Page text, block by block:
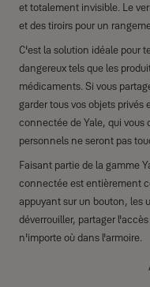
et totalement invisible. Le
et des tiroirs pour un
C'est la solution idéale pour
dangereux tels que les
médicaments. Si vous
garder tous vos objets privés
connectée de Yale, qui vous
personnels ne seront pas
Faisant partie de la gamme
connectée est entièrement
appuyant sur un bouton, les
déverrouiller, partager
n'importe où dans l'armoire.